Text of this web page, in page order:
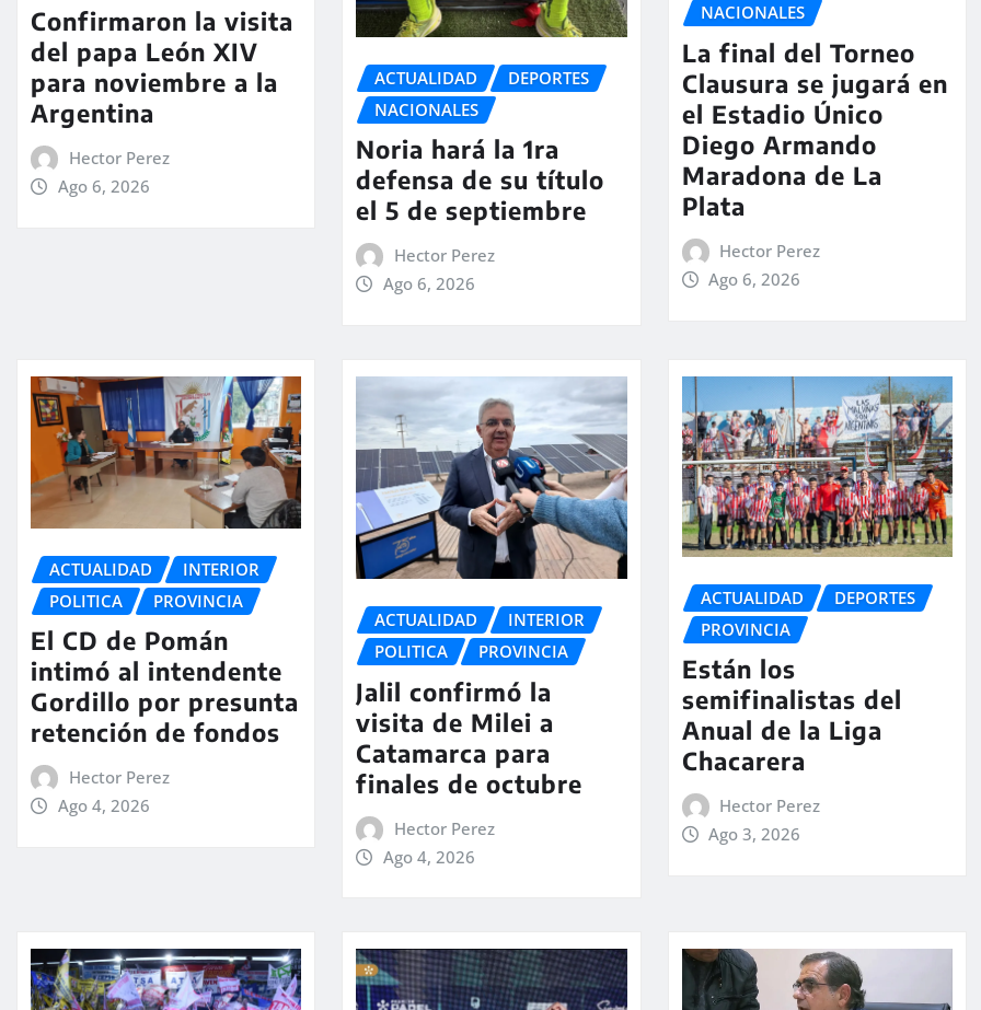
Confirmaron la visita
del papa León XIV
para noviembre a la
Argentina
Hector Perez
Ago 6, 2026
ACTUALIDAD
DEPORTES
NACIONALES
Noria hará la 1ra
defensa de su título
el 5 de septiembre
Hector Perez
Ago 6, 2026
NACIONALES
La final del Torneo
Clausura se jugará en
el Estadio Único
Diego Armando
Maradona de La
Plata
Hector Perez
Ago 6, 2026
ACTUALIDAD
INTERIOR
POLITICA
PROVINCIA
El CD de Pomán
intimó al intendente
Gordillo por presunta
retención de fondos
Hector Perez
Ago 4, 2026
ACTUALIDAD
INTERIOR
POLITICA
PROVINCIA
Jalil confirmó la
visita de Milei a
Catamarca para
finales de octubre
Hector Perez
Ago 4, 2026
ACTUALIDAD
DEPORTES
PROVINCIA
Están los
semifinalistas del
Anual de la Liga
Chacarera
Hector Perez
Ago 3, 2026